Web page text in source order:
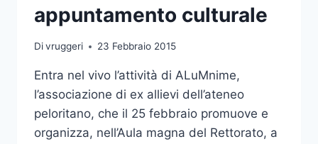
SPORT”
appuntamento culturale
Divruggeri 23 Febbraio 2015
Entra nel vivo l’attività di ALuMnime,
l’associazione di ex allievi dell’ateneo
peloritano, che il 25 febbraio promuove e
organizza, nell’Aula magna del Rettorato, a